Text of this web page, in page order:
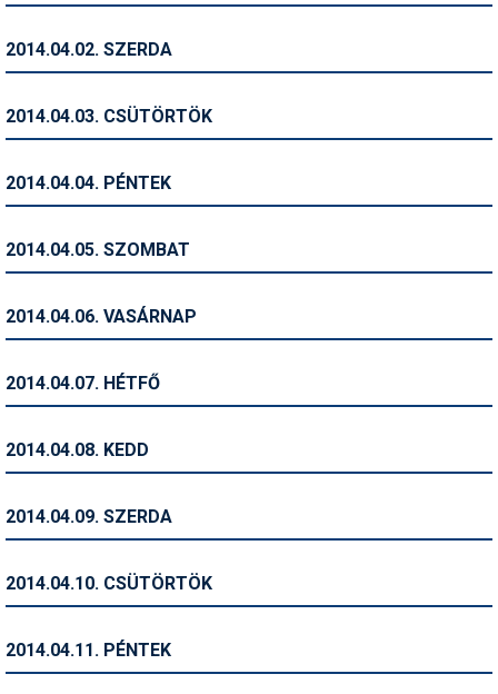
Ingatlan
Kerékpár
Magazinok
Pályázatok
Síbérletárak
2014.04.02. SZERDA
2014.04.03. CSÜTÖRTÖK
2014.04.04. PÉNTEK
2014.04.05. SZOMBAT
2014.04.06. VASÁRNAP
2014.04.07. HÉTFŐ
2014.04.08. KEDD
2014.04.09. SZERDA
2014.04.10. CSÜTÖRTÖK
2014.04.11. PÉNTEK